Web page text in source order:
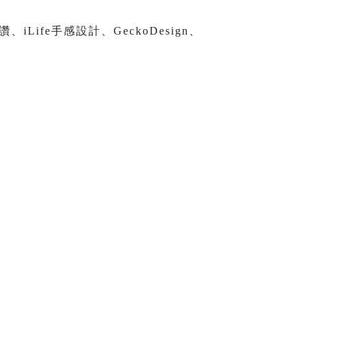
、iLife手感設計、GeckoDesign、